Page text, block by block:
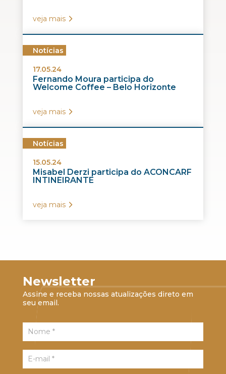
veja mais
Notícias
17.05.24
Fernando Moura participa do
Welcome Coffee – Belo Horizonte
veja mais
Notícias
15.05.24
Misabel Derzi participa do ACONCARF
INTINEIRANTE
veja mais
Newsletter
Assine e receba nossas atualizações direto em
seu email.